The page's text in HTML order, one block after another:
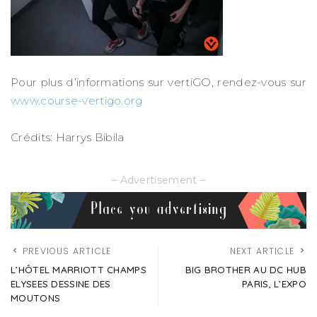
Pour plus d’informations sur vertiGO, rendez-vous sur
www.course-vertigo.org
Crédits: Harrys Bibila
– Advertisement –
PREVIOUS ARTICLE
L’HÔTEL MARRIOTT CHAMPS
ELYSEES DESSINE DES
MOUTONS
NEXT ARTICLE
BIG BROTHER AU DC HUB
PARIS, L’EXPO